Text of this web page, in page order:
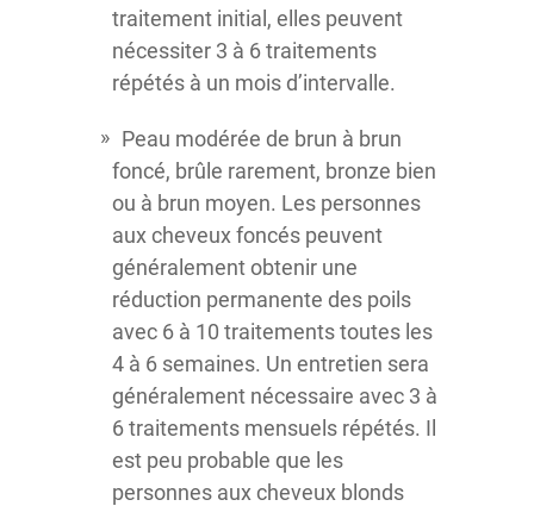
traitement initial, elles peuvent
nécessiter 3 à 6 traitements
répétés à un mois d’intervalle.
Peau modérée de brun à brun
foncé, brûle rarement, bronze bien
ou à brun moyen. Les personnes
aux cheveux foncés peuvent
généralement obtenir une
réduction permanente des poils
avec 6 à 10 traitements toutes les
4 à 6 semaines. Un entretien sera
généralement nécessaire avec 3 à
6 traitements mensuels répétés. Il
est peu probable que les
personnes aux cheveux blonds